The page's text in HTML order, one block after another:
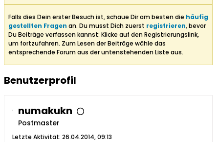
Falls dies Dein erster Besuch ist, schaue Dir am besten die häufig
gestellten Fragen an. Du musst Dich zuerst registrieren, bevor
Du Beiträge verfassen kannst: Klicke auf den Registrierungslink,
um fortzufahren. Zum Lesen der Beiträge wähle das
entsprechende Forum aus der untenstehenden Liste aus.
Benutzerprofil
numakukn
Postmaster
Letzte Aktivität: 26.04.2014, 09:13